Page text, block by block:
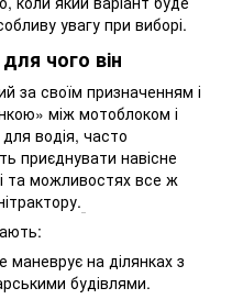
увагу при виборі.
чого він
за своїм призначенням і
між мотоблоком і
водія, часто
приєднувати навісне
та можливостях все ж
на ділянках з
будівлями.